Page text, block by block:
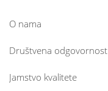
O nama
Društvena odgovornost
Jamstvo kvalitete